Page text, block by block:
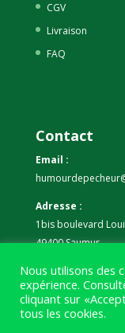
CGV
Livraison
FAQ
Contact
Email :
Adresse :
1bis boulevard
49400 Saumur
Téléphone :
07 59 61 06 63
Nous utilisons des
expérience.
cliquant sur
tous les cookies.